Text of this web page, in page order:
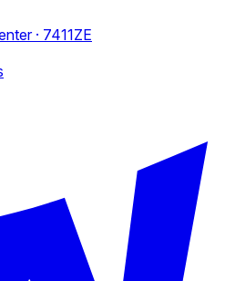
· 7411ZE